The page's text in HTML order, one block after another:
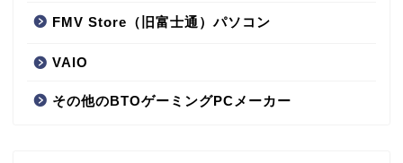
FMV Store（旧富士通）パソコン
VAIO
その他のBTOゲーミングPCメーカー